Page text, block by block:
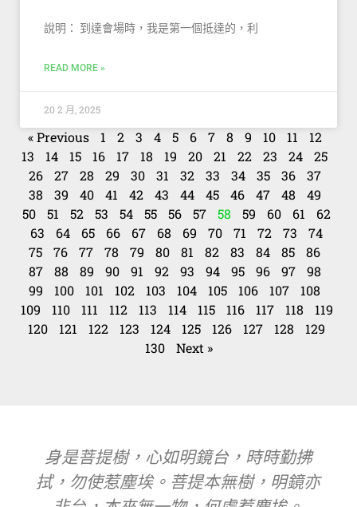
說明： 到達會場時，我是第一個抵達的，利
READ MORE »
20 2 月, 2025
« Previous 1 2 3 4 5 6 7 8 9 10 11
12
13
14 15 16 17 18 19 20 21 22 23 24
25
26
27 28 29 30 31 32 33 34 35 36
37
38
39 40 41 42 43 44 45 46 47 48
49
50
51 52 53 54 55 56 57 58 59 60 61
62
63
64 65 66 67 68 69 70 71 72 73
74
75
76 77 78 79 80 81 82 83 84 85
86
87
88 89 90 91 92 93 94 95 96 97
98
99
100 101 102 103 104 105 106 107
108
109
110 111 112 113 114 115 116 117 118
119
120
121 122 123 124 125 126 127 128
129
130
Next »
身是菩提樹，心如明鏡台，時時勤拂
拭，勿使惹塵埃。菩提本無樹，明鏡亦